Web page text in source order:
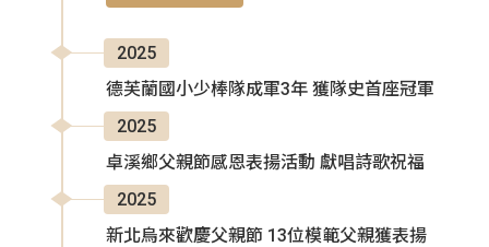
2025
德芙蘭國小少棒隊成軍3年 獲隊史首座冠軍
2025
卓溪鄉父親節感恩表揚活動 獻唱詩歌祝福
2025
新北烏來歡慶父親節 13位模範父親獲表揚